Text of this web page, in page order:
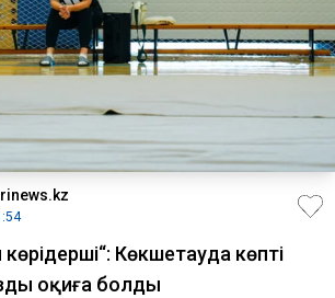
Көкшетауда көпті
оқиға болды